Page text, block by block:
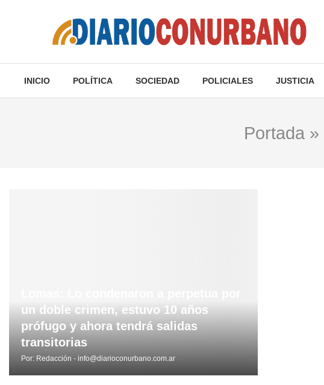
INICIO POLÍTICA SOCIEDAD POLICIALES JUSTICIA
Portada »
un doble crimen, estuvo 10 años
prófugo y ahora tendrá salidas
transitorias
Por: Redacción - info@diarioconurbano.com.ar